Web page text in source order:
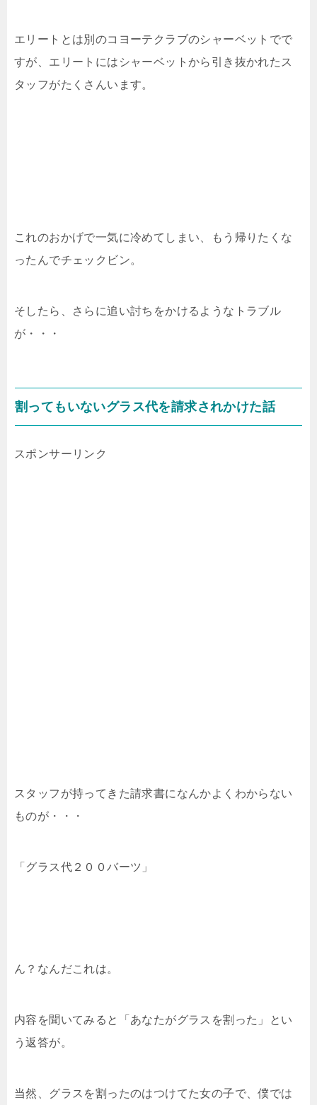
エリートとは別のコヨーテクラブのシャーベットでで
すが、エリートにはシャーベットから引き抜かれたス
タッフがたくさんいます。
これのおかげで一気に冷めてしまい、もう帰りたくな
ったんでチェックビン。
そしたら、さらに追い討ちをかけるようなトラブル
が・・・
割ってもいないグラス代を請求されかけた話
スポンサーリンク
スタッフが持ってきた請求書になんかよくわからない
ものが・・・
「グラス代２００バーツ」
ん？なんだこれは。
内容を聞いてみると「あなたがグラスを割った」とい
う返答が。
当然、グラスを割ったのはつけてた女の子で、僕では